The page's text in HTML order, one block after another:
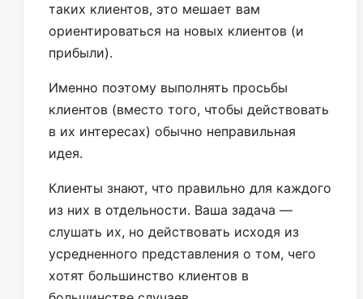
таких клиентов, это мешает вам
ориентироваться на новых клиентов (и
прибыли).
Именно поэтому выполнять просьбы
клиентов (вместо того, чтобы действовать
в их интересах) обычно неправильная
идея.
Клиенты знают, что правильно для каждого
из них в отдельности. Ваша задача —
слушать их, но действовать исходя из
усредненного представления о том, чего
хотят большинство клиентов в